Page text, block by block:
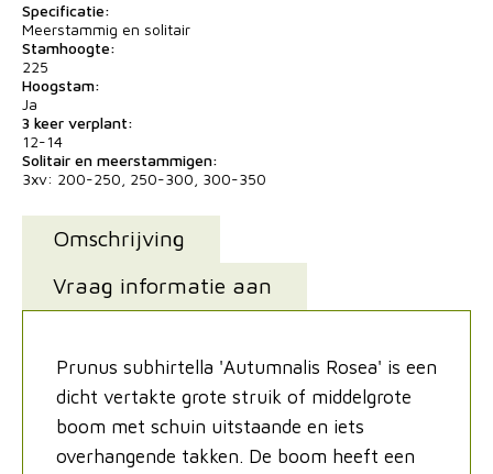
Specificatie:
Meerstammig en solitair
Stamhoogte:
225
Hoogstam:
Ja
3 keer verplant:
12-14
Solitair en meerstammigen:
3xv: 200-250, 250-300, 300-350
Omschrijving
Vraag informatie aan
Prunus subhirtella 'Autumnalis Rosea' is een
dicht vertakte grote struik of middelgrote
boom met schuin uitstaande en iets
overhangende takken. De boom heeft een